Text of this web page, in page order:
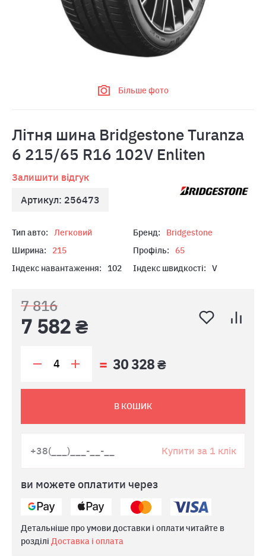
Більше фото
Лiтня шина Bridgestone Turanza
6 215/65 R16 102V Enliten
Залишити відгук
Артикул: 256473
Тип авто: Легковий Бренд:
Bridgestone
Ширина:
215 Профіль:
65
Індекс навантаження:
102 Індекс швидкості: V
7 816
7 582 ₴
30 328 ₴
В КОШИК
Купити за 1 клік
ви можете оплатити через
Детальніше про умови доставки і оплати читайте в
розділі Доставка і оплата